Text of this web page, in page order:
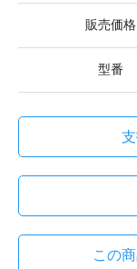
販売価格
型番
この